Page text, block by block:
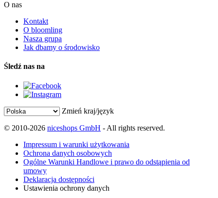
O nas
Kontakt
O bloomling
Nasza grupa
Jak dbamy o środowisko
Śledź nas na
Zmień kraj/język
© 2010-2026 niceshops GmbH - All rights reserved.
Impressum i warunki użytkowania
Ochrona danych osobowych
Ogólne Warunki Handlowe i prawo do odstąpienia od
umowy
Deklaracja dostępności
Ustawienia ochrony danych